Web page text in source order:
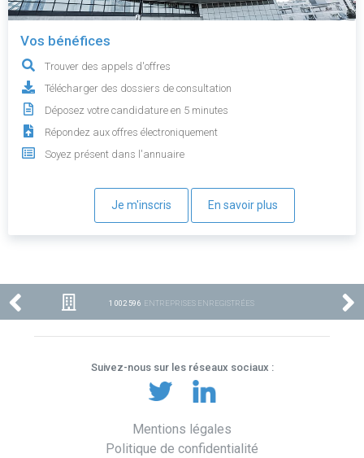
Vos bénéfices
Trouver des appels d'offres
Télécharger des dossiers de consultation
Déposez votre candidature en 5 minutes
Répondez aux offres électroniquement
Soyez présent dans l'annuaire
Je m'inscris En savoir plus
1 002 596 ENTREPRISES ENREGISTRÉES
Suivez-nous sur les réseaux sociaux :
Mentions légales
Politique de confidentialité